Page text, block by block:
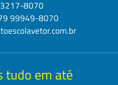
8070
99949-8070
tudo em até